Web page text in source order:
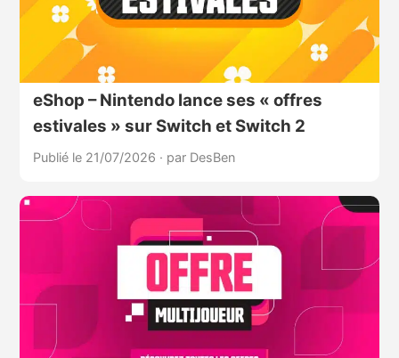
eShop – Nintendo lance ses « offres
estivales » sur Switch et Switch 2
Publié le 21/07/2026 · par DesBen